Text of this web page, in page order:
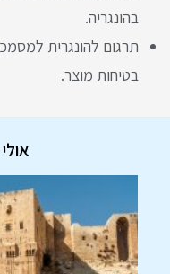
בהונגריה.
תרגום להונגרית
בטיחות מוצר.